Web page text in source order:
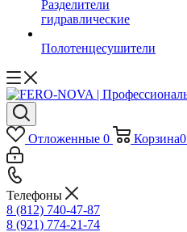
Разделители
гидравлические
Полотенцесушители
Отложенные 0 Корзина0
Телефоны
8 (812) 740-47-87
8 (921) 774-21-74